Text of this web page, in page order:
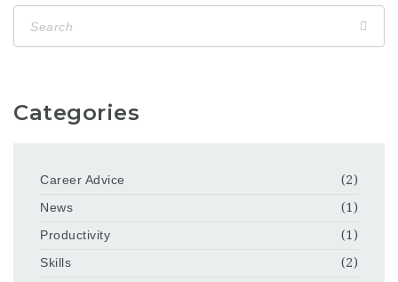
Categories
Career Advice
(2)
News
(1)
Productivity
(1)
Skills
(2)